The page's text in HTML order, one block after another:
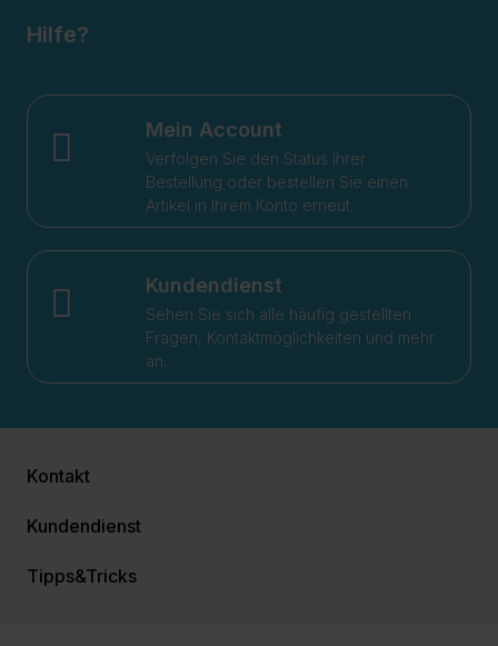
Hilfe?
Mein Account
Verfolgen Sie den Status Ihrer
Bestellung oder bestellen Sie einen
Artikel in Ihrem Konto erneut.
Kundendienst
Sehen Sie sich alle häufig gestellten
Fragen, Kontaktmöglichkeiten und mehr
an.
Kontakt
Kundendienst
Tipps&Tricks